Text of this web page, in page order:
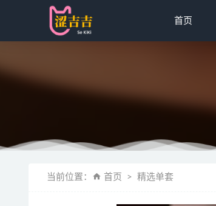
首页
当前位置： 首页 精选单套